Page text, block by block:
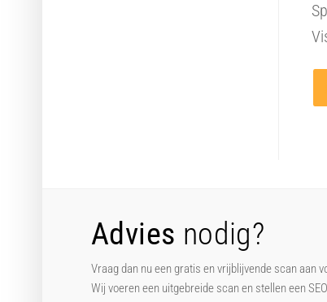
Advies nodig?
Vraag dan nu een gratis en vrijblijvende scan aan
Wij voeren een uitgebreide scan en stellen een